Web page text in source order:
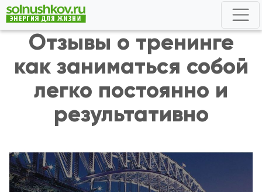
Отзывы о тренинге
как заниматься собой
легко постоянно и
результативно